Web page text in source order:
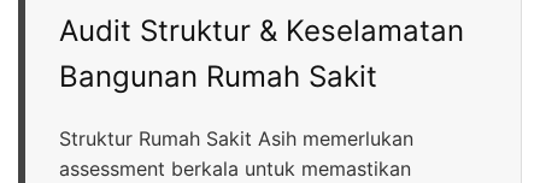
Audit Struktur & Keselamatan
Bangunan Rumah Sakit
Struktur Rumah Sakit Asih memerlukan
assessment berkala untuk memastikan